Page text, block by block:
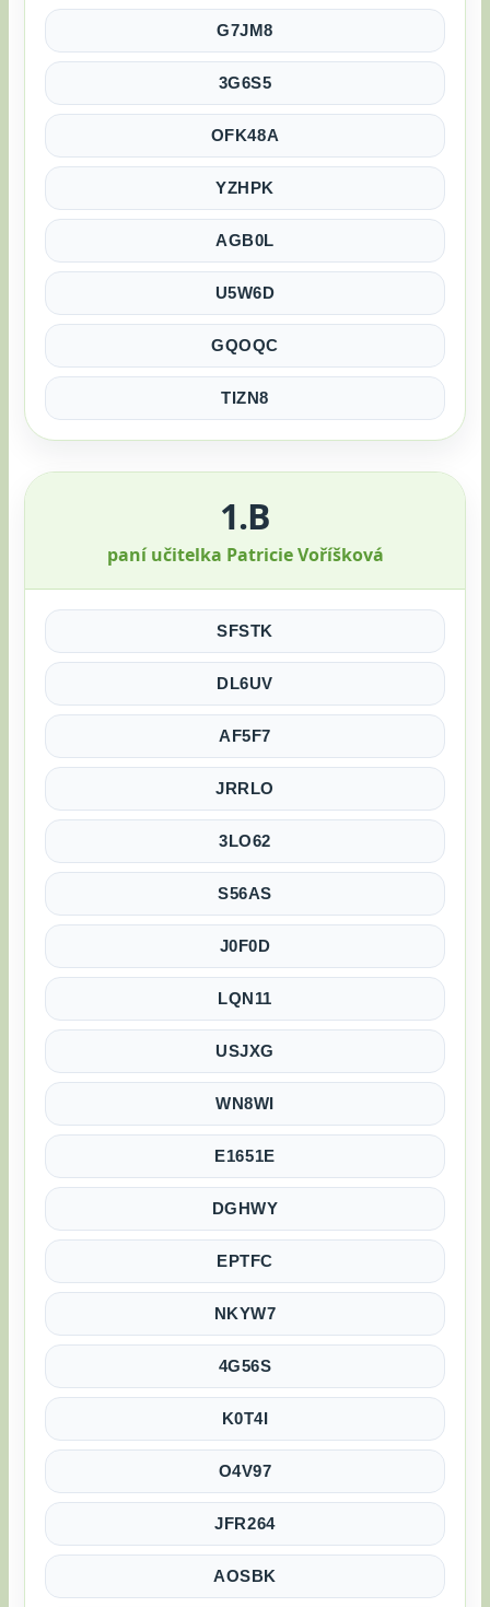
G7JM8
3G6S5
OFK48A
YZHPK
AGB0L
U5W6D
GQOQC
TIZN8
1.B
paní učitelka Patricie Voříšková
SFSTK
DL6UV
AF5F7
JRRLO
3LO62
S56AS
J0F0D
LQN11
USJXG
WN8WI
E1651E
DGHWY
EPTFC
NKYW7
4G56S
K0T4I
O4V97
JFR264
AOSBK